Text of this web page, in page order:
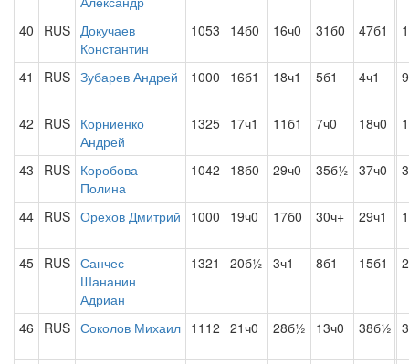
40
RUS Докучаев
Константин
1053 14б0 16ч0 31б0 47б1
41 RUS Зубарев Андрей 1000 16б1 18ч1 5б1 4ч1
42 RUS Корниенко
Андрей
1325 17ч1 11б1 7ч0 18ч0
43 RUS Коробова
Полина
1042 18б0 29ч0 35б½ 37ч0
44 RUS Орехов Дмитрий 1000 19ч0 17б0 30ч+ 29ч1
45 RUS Санчес-
Шананин
Адриан
1321 20б½ 3ч1 8б1 15б1
46 RUS Соколов Михаил 1112 21ч0 28б½ 13ч0 38б½